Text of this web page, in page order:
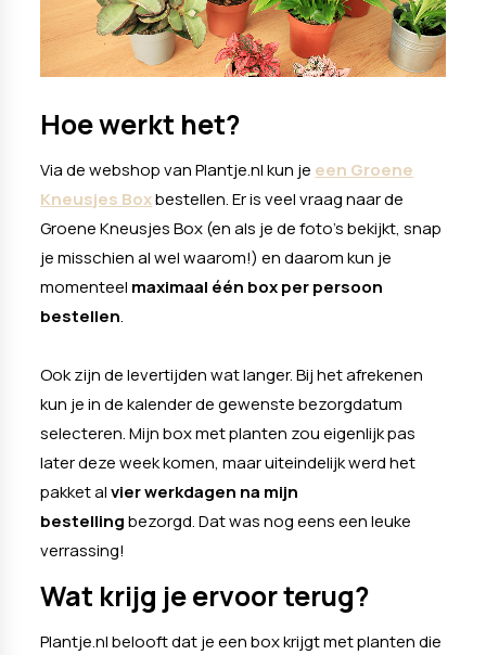
Hoe werkt het?
Via de webshop van Plantje.nl kun je een Groene
Kneusjes Boxbestellen. Er is veel vraag naar de
Groene Kneusjes Box (en als je de foto's bekijkt, snap
je misschien al wel waarom!) en daarom kun je
momenteel maximaal één box per persoon
bestellen.
Ook zijn de levertijden wat langer. Bij het afrekenen
kun je in de kalender de gewenste bezorgdatum
selecteren. Mijn box met planten zou eigenlijk pas
later deze week komen, maar uiteindelijk werd het
pakket alvier werkdagen na mijn
bestellingbezorgd. Dat was nog eens een leuke
verrassing!
Wat krijg je ervoor terug?
Plantje.nl belooft dat je een box krijgt met planten die